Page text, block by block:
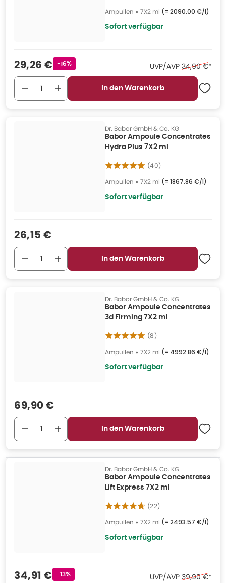
Ampullen • 7X2 ml (= 2090.00 €/l)
Sofort verfügbar
Verkaufspreis
29,26 € Rabattstempel
-16% UVP/AVP Ehemaliger
34,90 €*
In den Warenkorb
Dr. Babor GmbH & Co. KG
Babor Ampoule Concentrates
Hydra Plus 7X2 ml
(40)
Ampullen • 7X2 ml (= 1867.86 €/l)
Sofort verfügbar
Verkaufspreis
26,15 €
In den Warenkorb
Dr. Babor GmbH & Co. KG
Babor Ampoule Concentrates
3d Firming 7X2 ml
(8)
Ampullen • 7X2 ml (= 4992.86 €/l)
Sofort verfügbar
Verkaufspreis
69,90 €
In den Warenkorb
Dr. Babor GmbH & Co. KG
Babor Ampoule Concentrates
Lift Express 7X2 ml
(22)
Ampullen • 7X2 ml (= 2493.57 €/l)
Sofort verfügbar
Verkaufspreis
34,91 € Rabattstempel
-13% UVP/AVP Ehemaliger
39,90 €*